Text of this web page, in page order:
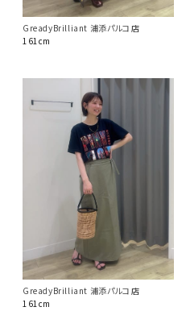
GreadyBrilliant 浦添パルコ店
161cm
GreadyBrilliant 浦添パルコ店
161cm